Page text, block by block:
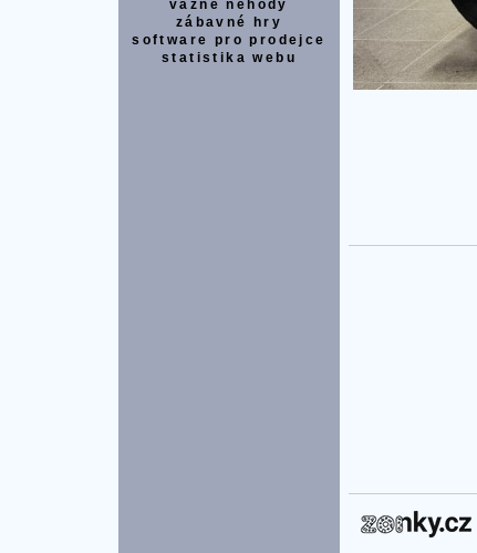
vážné nehody
zábavné hry
software pro prodejce
statistika webu